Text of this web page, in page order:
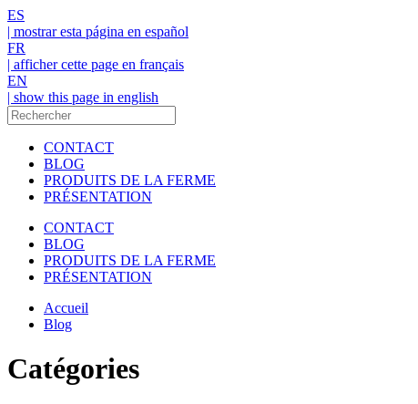
ES
| mostrar esta página en español
FR
| afficher cette page en français
EN
| show this page in english
CONTACT
BLOG
PRODUITS DE LA FERME
PRÉSENTATION
CONTACT
BLOG
PRODUITS DE LA FERME
PRÉSENTATION
Accueil
Blog
Catégories